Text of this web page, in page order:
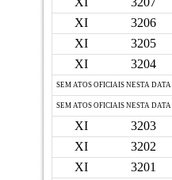
XI 3206
XI 3205
XI 3204
SEM ATOS OFICIAIS NESTA DATA
SEM ATOS OFICIAIS NESTA DATA
XI 3203
XI 3202
XI 3201